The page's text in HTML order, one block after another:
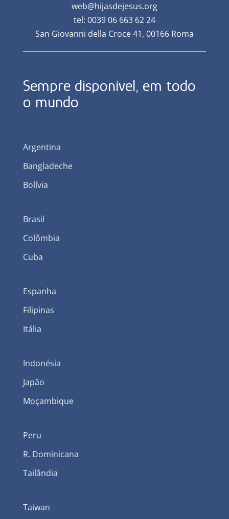
web@hijasdejesus.org
tel: 0039 06 663 62 24
San Giovanni della Croce 41, 00166 Roma
Sempre disponível, em todo
o mundo
Argentina
Bangladeche
Bolívia
Brasil
Colômbia
Cuba
Espanha
Filipinas
Itália
Indonésia
Japão
Moçambique
Peru
R. Dominicana
Tailândia
Taiwan